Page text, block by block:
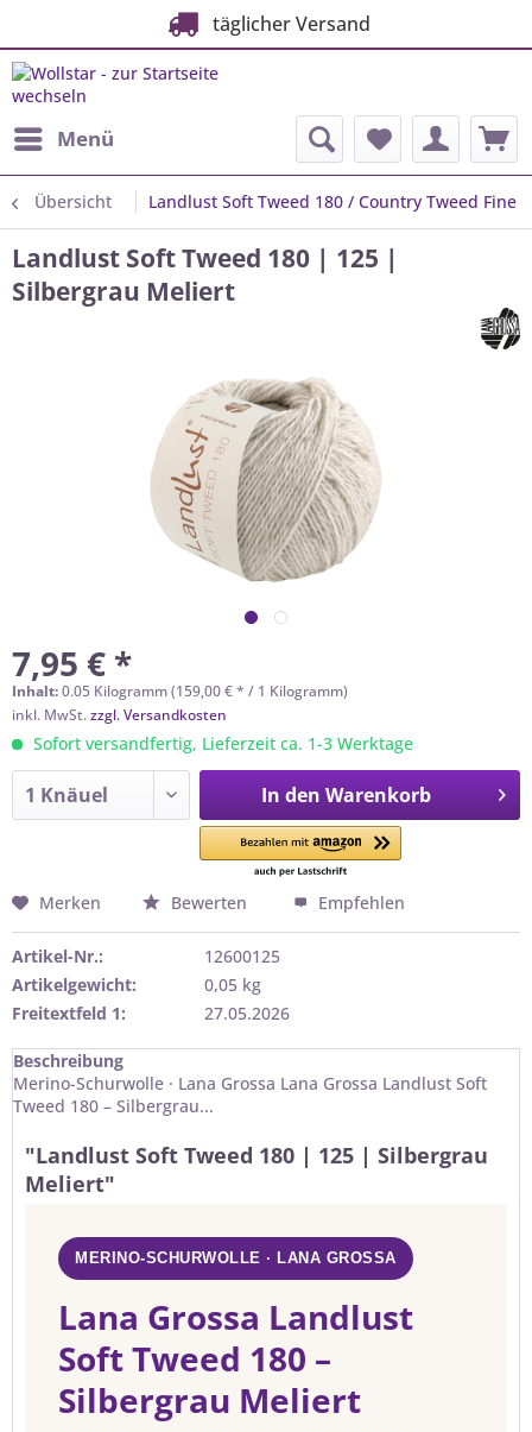
täglicher Versand
Menü
Übersicht Landlust Soft Tweed 180 / Country Tweed Fine
Landlust Soft Tweed 180 | 125 |
Silbergrau Meliert
7,95 € *
Inhalt:0.05 Kilogramm (159,00 € * / 1 Kilogramm)
inkl. MwSt.zzgl. Versandkosten
Sofort versandfertig, Lieferzeit ca. 1-3 Werktage
In den Warenkorb
Merken Bewerten Empfehlen
Artikel-Nr.:
12600125
Artikelgewicht:
0,05 kg
Freitextfeld 1:
27.05.2026
Beschreibung
Merino-Schurwolle · Lana Grossa Lana Grossa Landlust Soft
Tweed 180 – Silbergrau...
"Landlust Soft Tweed 180 | 125 | Silbergrau
Meliert"
MERINO-SCHURWOLLE · LANA GROSSA
Lana Grossa Landlust
Soft Tweed 180 –
Silbergrau Meliert